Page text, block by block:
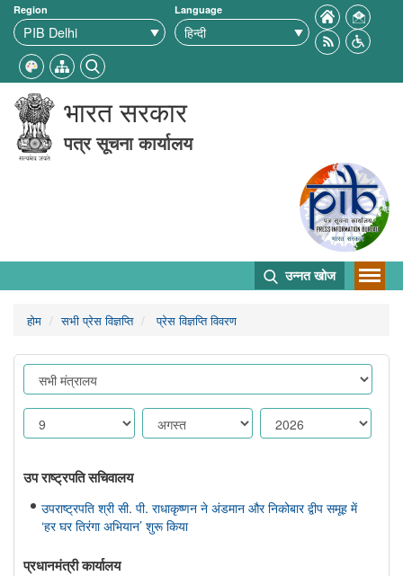
Region Language
भारत सरकार
पत्र सूचना कार्यालय
उन्नत खोज
होम सभी प्रेस विज्ञप्ति प्रेस विज्ञप्ति विवरण
उप राष्ट्रपति सचिवालय
उपराष्ट्रपति श्री सी. पी. राधाकृष्णन ने अंडमान और निकोबार द्वीप समूह में
‘हर घर तिरंगा अभियान’ शुरू किया
प्रधानमंत्री कार्यालय